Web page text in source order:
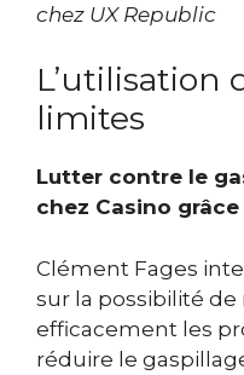
chez UX Republic
L’utilisation
limites
Lutter contre le
chez Casino grâce
Clément Fages
sur la possibilité de
efficacement les
réduire le